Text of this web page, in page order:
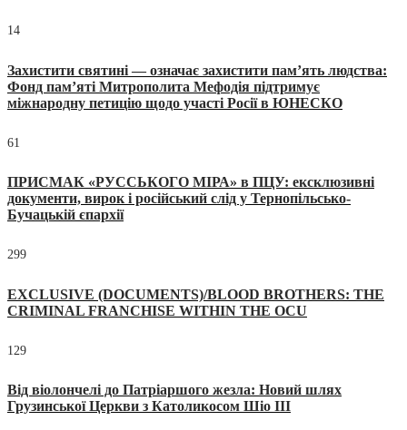
14
Захистити святині — означає захистити пам’ять людства:
Фонд пам’яті Митрополита Мефодія підтримує
міжнародну петицію щодо участі Росії в ЮНЕСКО
61
ПРИСМАК «РУССЬКОГО МІРА» в ПЦУ: ексклюзивні
документи, вирок і російський слід у Тернопільсько-
Бучацькій єпархії
299
EXCLUSIVE (DOCUMENTS)/BLOOD BROTHERS: THE
CRIMINAL FRANCHISE WITHIN THE OCU
129
Від віолончелі до Патріаршого жезла: Новий шлях
Грузинської Церкви з Католикосом Шіо III